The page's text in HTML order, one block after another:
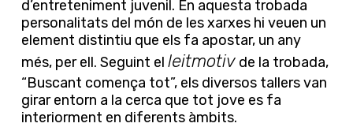
d’entreteniment juvenil. En aquesta trobada
personalitats del món de les xarxes hi veuen un
element distintiu que els fa apostar, un any
més, per ell. Seguint el leitmotivde la trobada,
“Buscant comença tot”, els diversos tallers van
girar entorn a la cerca que tot jove es fa
interiorment en diferents àmbits.